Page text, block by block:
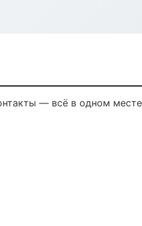
— всё в одном